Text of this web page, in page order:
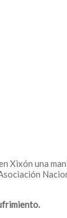
Xixón una